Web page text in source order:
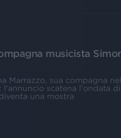
musicista
Marrazzo, sua compagna
l'annuncio scatena l'ondata
una mostra